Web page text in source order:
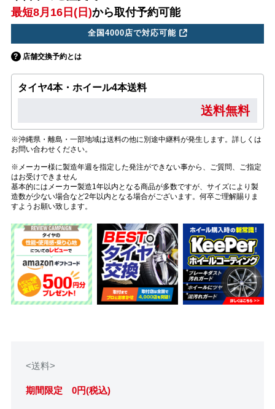
最短8月16日(日)から取付予約可能
全国4000店で対応可能
店舗交換予約とは
タイヤ4本・ホイール4本送料
送料無料
※沖縄県・離島・一部地域は送料の他に別途中継料が発生します。詳しくは
お問い合わせください。
※メーカー様に製造年週を指定した発注ができない事から、ご質問、ご指定
はお受けできません
基本的にはメーカー製造1年以内となる商品が多数ですが、サイズにより製
造数が少ない場合など2年以内となる場合がございます。何卒ご理解賜りま
すようお願い致します。
<送料>
期間限定 0円(税込)